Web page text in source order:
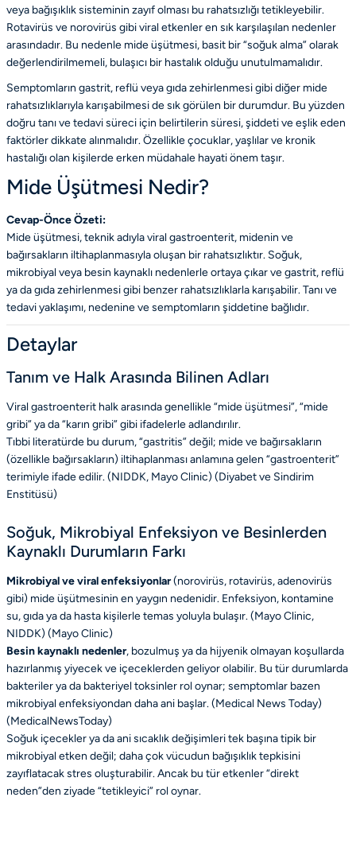
veya bağışıklık sisteminin zayıf olması bu rahatsızlığı tetikleyebilir.
Rotavirüs ve norovirüs gibi viral etkenler en sık karşılaşılan nedenler
arasındadır. Bu nedenle mide üşütmesi, basit bir “soğuk alma” olarak
değerlendirilmemeli, bulaşıcı bir hastalık olduğu unutulmamalıdır.
Semptomların gastrit, reflü veya gıda zehirlenmesi gibi diğer mide
rahatsızlıklarıyla karışabilmesi de sık görülen bir durumdur. Bu yüzden
doğru tanı ve tedavi süreci için belirtilerin süresi, şiddeti ve eşlik eden
faktörler dikkate alınmalıdır. Özellikle çocuklar, yaşlılar ve kronik
hastalığı olan kişilerde erken müdahale hayati önem taşır.
Mide Üşütmesi Nedir?
Cevap-Önce Özeti:
Mide üşütmesi, teknik adıyla viral gastroenterit, midenin ve
bağırsakların iltihaplanmasıyla oluşan bir rahatsızlıktır. Soğuk,
mikrobiyal veya besin kaynaklı nedenlerle ortaya çıkar ve gastrit, reflü
ya da gıda zehirlenmesi gibi benzer rahatsızlıklarla karışabilir. Tanı ve
tedavi yaklaşımı, nedenine ve semptomların şiddetine bağlıdır.
Detaylar
Tanım ve Halk Arasında Bilinen Adları
Viral gastroenterit halk arasında genellikle “mide üşütmesi”, “mide
gribi” ya da “karın gribi” gibi ifadelerle adlandırılır.
Tıbbi literatürde bu durum, “gastritis” değil; mide ve bağırsakların
(özellikle bağırsakların) iltihaplanması anlamına gelen “gastroenterit”
terimiyle ifade edilir. (NIDDK, Mayo Clinic) (Diyabet ve Sindirim
Enstitüsü)
Soğuk, Mikrobiyal Enfeksiyon ve Besinlerden
Kaynaklı Durumların Farkı
Mikrobiyal ve viral enfeksiyonlar(norovirüs, rotavirüs, adenovirüs
gibi) mide üşütmesinin en yaygın nedenidir. Enfeksiyon, kontamine
su, gıda ya da hasta kişilerle temas yoluyla bulaşır. (Mayo Clinic,
NIDDK) (Mayo Clinic)
Besin kaynaklı nedenler, bozulmuş ya da hijyenik olmayan koşullarda
hazırlanmış yiyecek ve içeceklerden geliyor olabilir. Bu tür durumlarda
bakteriler ya da bakteriyel toksinler rol oynar; semptomlar bazen
mikrobiyal enfeksiyondan daha ani başlar. (Medical News Today)
(MedicalNewsToday)
Soğuk içecekler ya da ani sıcaklık değişimleri tek başına tipik bir
mikrobiyal etken değil; daha çok vücudun bağışıklık tepkisini
zayıflatacak stres oluşturabilir. Ancak bu tür etkenler “direkt
neden”den ziyade “tetikleyici” rol oynar.